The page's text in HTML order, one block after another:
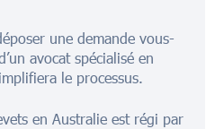
une demande vous-
avocat spécialisé en
le processus.
en Australie est régi par